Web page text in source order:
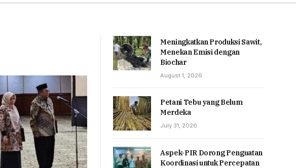
Meningkatkan Produksi Sawit,
Menekan Emisi dengan
Biochar
August 1, 2026
Petani Tebu yang Belum
Merdeka
July 31, 2026
Aspek-PIR Dorong Penguatan
Koordinasi untuk Percepatan